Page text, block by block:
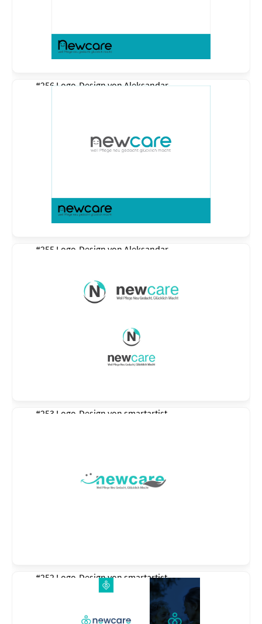
#256 Logo-Design vonAleksandar
#255 Logo-Design von Aleksandar
#253 Logo-Design von smartartist
#252 Logo-Design von smartartist